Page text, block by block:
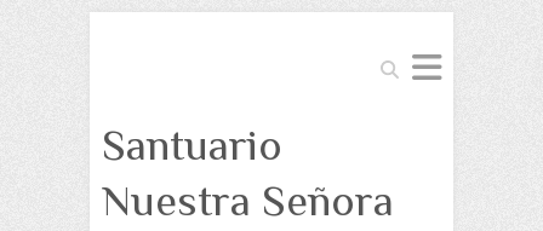
Buscar
Santuario
Nuestra Señora